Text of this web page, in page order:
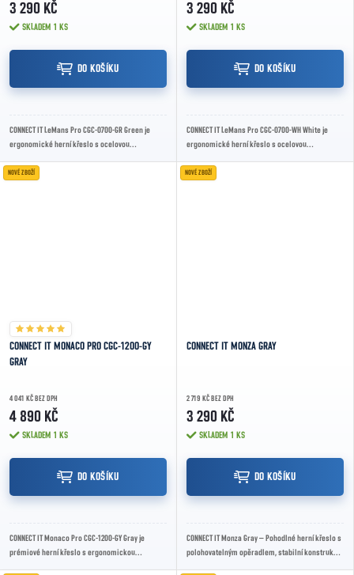
3 290 KČ
SKLADEM 1 KS
DO KOŠÍKU
CONNECT IT LeMans Pro CGC-0700-GR Green je
ergonomické herní křeslo s ocelovou
mechanikou,...
3 290 KČ
SKLADEM 1 KS
DO KOŠÍKU
CONNECT IT LeMans Pro CGC-0700-WH White je
ergonomické herní křeslo s ocelovou
mechanikou,...
NOVÉ ZBOŽÍ
CONNECT IT MONACO PRO CGC-1200-GY
GRAY
4 041 KČ BEZ DPH
4 890 KČ
SKLADEM 1 KS
DO KOŠÍKU
CONNECT IT Monaco Pro CGC-1200-GY Gray je
prémiové herní křeslo s ergonomickou
NOVÉ ZBOŽÍ
CONNECT IT MONZA GRAY
2 719 KČ BEZ DPH
3 290 KČ
SKLADEM 1 KS
DO KOŠÍKU
CONNECT IT Monza Gray – Pohodlné herní křeslo s
polohovatelným opěradlem, stabilní konstrukcí